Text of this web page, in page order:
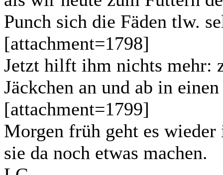
Punch sich die Fäden tlw.
[attachment=1798]
Jetzt hilft ihm nichts mehr:
Jäckchen an und ab in
[attachment=1799]
Morgen früh geht es
sie da noch etwas machen.